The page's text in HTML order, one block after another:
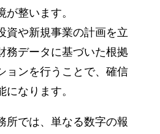
整います。
資や新規事業の計画を立
務データに基づいた根拠
ョンを行うことで、確信
になります。
所では、単なる数字の報